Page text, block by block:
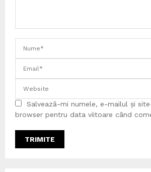
Salvează-mi numele, e-mailul și
browser pentru data viitoare când